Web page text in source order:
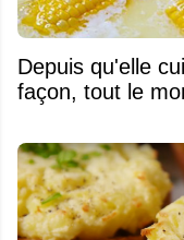
Depuis qu'elle
façon, tout le